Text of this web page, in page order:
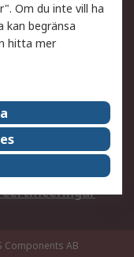
din order
med RS-konto
Centre
certificeringar
Components AB
Om du inte vill ha
kan begränsa
hitta mer